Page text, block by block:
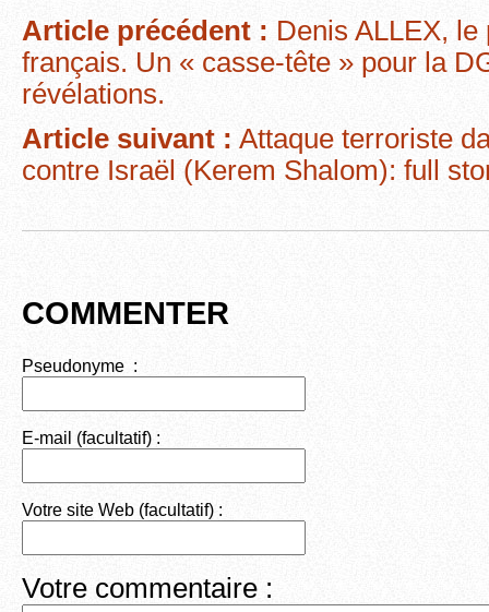
e
b
o
o
k
er
di
t
g
er
Article précédent : Denis ALLEX,
français. Un « casse-tête » pour la
révélations.
Article suivant : Attaque terroriste
contre Israël (Kerem Shalom): full
COMMENTER
Pseudonyme :
E-mail (facultatif) :
Votre site Web (facultatif) :
Votre commentaire :